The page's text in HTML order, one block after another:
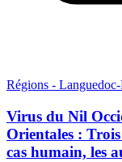
Régions -
Virus du Nil
Orientales :
cas humain, les